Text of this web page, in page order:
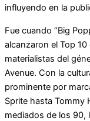
influyendo en la
Fue cuando “Big
alcanzaron el Top
materialistas del
Avenue. Con la
prominente por
Sprite hasta Tommy
mediados de los 90,